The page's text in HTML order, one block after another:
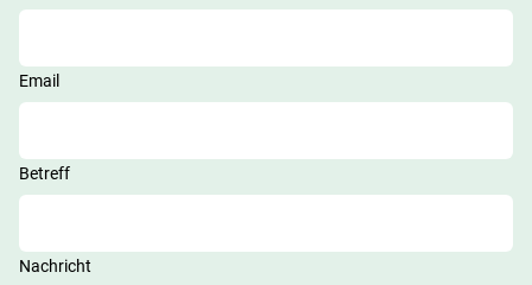
Email
Betreff
Nachricht